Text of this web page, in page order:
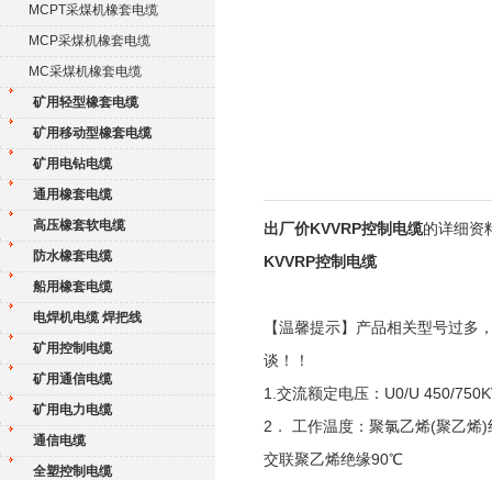
MCPT采煤机橡套电缆
MCP采煤机橡套电缆
MC采煤机橡套电缆
矿用轻型橡套电缆
矿用移动型橡套电缆
矿用电钻电缆
通用橡套电缆
高压橡套软电缆
防水橡套电缆
船用橡套电缆
电焊机电缆 焊把线
矿用控制电缆
矿用通信电缆
矿用电力电缆
通信电缆
全塑控制电缆
出厂价KVVRP控制电缆的详细资
KVVRP控制电缆
【温馨提示】产品相关型号过
谈！！
1.交流额定电压：U0/U 450/
2． 工作温度：聚氯乙烯(聚乙烯
交联聚乙烯绝缘90℃